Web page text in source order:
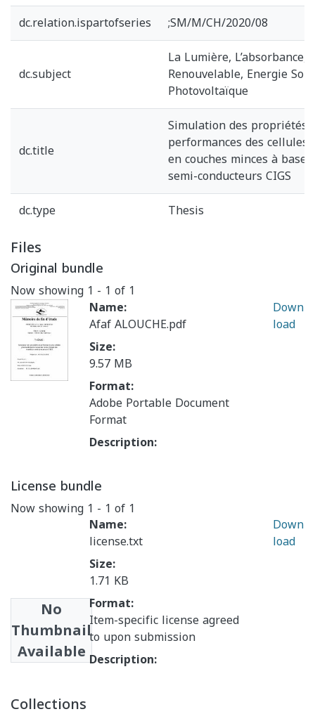
dc.relation.ispartofseries
;SM/M/CH/2020/08
dc.subject
La Lumière, L’absorbance,
Renouvelable, Energie
Photovoltaïque
dc.title
Simulation des propriétés
performances des
en couches minces à base
semi-conducteurs CIGS
dc.type
Thesis
Files
Original bundle
Now showing 1 - 1 of 1
Name:
Afaf ALOUCHE.pdf
Size:
9.57 MB
Format:
Adobe Portable Document
Format
Description:
Down
load
License bundle
Now showing 1 - 1 of 1
No
Thumbnail
Available
Name:
license.txt
Size:
1.71 KB
Format:
Item-specific license agreed
to upon submission
Description:
Down
load
Collections